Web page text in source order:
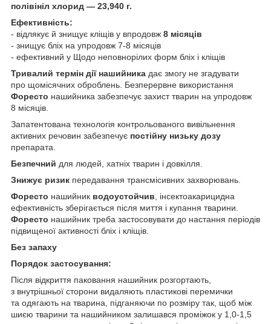
полівініл хлорид — 23,940 г.
Ефективність:
- відлякує й знищує кліщів у впродовж 8 місяців
- знищує бліх на упродовж 7-8 місяців
- ефективний у Щодо неповнорілих форм бліх і кліщів
Тривалий термін дії нашийника дає змогу не згадувати
про щомісячних оброблень. Безперервне використання
Форесто нашийника забезпечує захист тварин на упродовж
8 місяців.
Запатентована технологія контрольованого вивільнення
активних речовин забезпечує постійну низьку дозу
препарата.
Безпечний для людей, хатніх тварин і довкілля.
Знижує ризик передавання трансмісивних захворювань.
Форесто нашийник водоустойчив , інсектоакарицидна
ефективність зберігається після миття і купання тварини.
Форесто нашийник треба застосовувати до настання періодів
підвищеної активності бліх і кліщів.
Без запаху
Порядок застосування:
Після відкриття паковання нашийник розгортають,
з внутрішньої сторони видаляють пластикові перемички
та одягають на тварина, підганяючи по розміру так, щоб між
шиєю тварини та нашийником залишався проміжок у 1,0-1,5